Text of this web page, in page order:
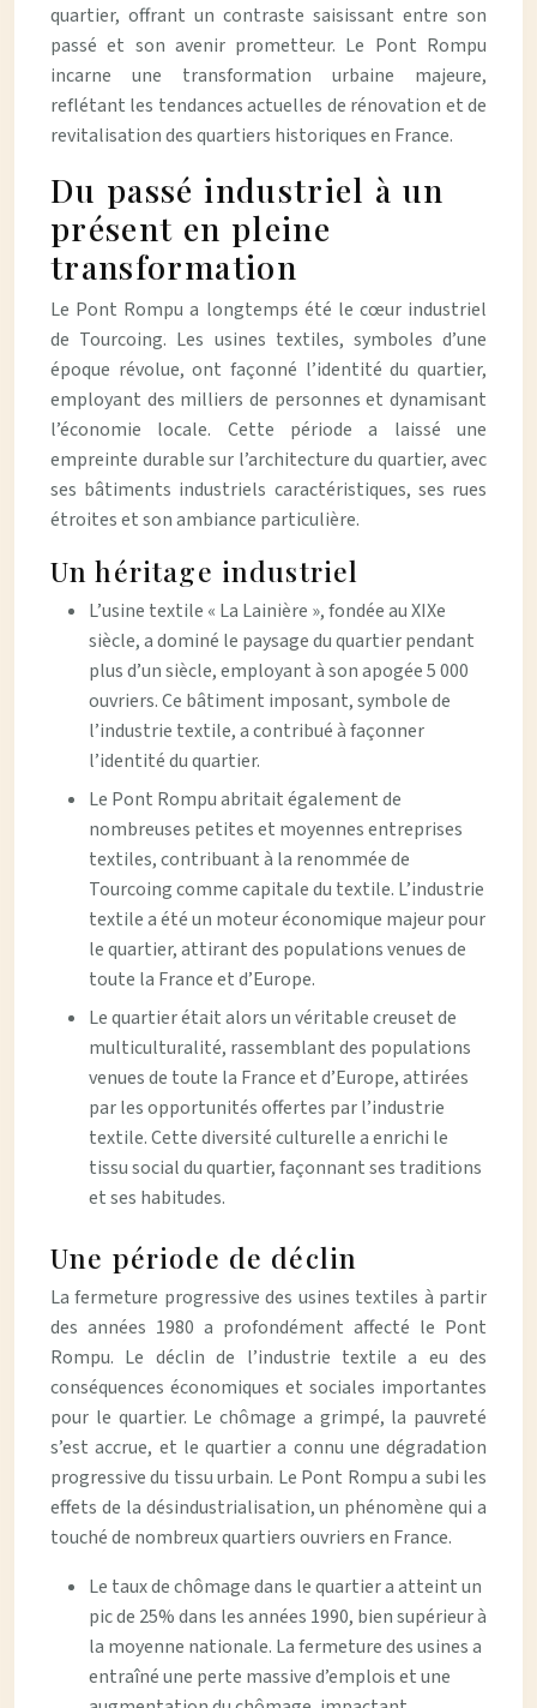
quartier, offrant un contraste saisissant entre son
passé et son avenir prometteur. Le Pont Rompu
incarne une transformation urbaine majeure,
reflétant les tendances actuelles de rénovation et de
revitalisation des quartiers historiques en France.
Du passé industriel à un
présent en pleine
transformation
Le Pont Rompu a longtemps été le cœur industriel
de Tourcoing. Les usines textiles, symboles d’une
époque révolue, ont façonné l’identité du quartier,
employant des milliers de personnes et dynamisant
l’économie locale. Cette période a laissé une
empreinte durable sur l’architecture du quartier, avec
ses bâtiments industriels caractéristiques, ses rues
étroites et son ambiance particulière.
Un héritage industriel
L’usine textile « La Lainière », fondée au XIXe
siècle, a dominé le paysage du quartier pendant
plus d’un siècle, employant à son apogée 5 000
ouvriers. Ce bâtiment imposant, symbole de
l’industrie textile, a contribué à façonner
l’identité du quartier.
Le Pont Rompu abritait également de
nombreuses petites et moyennes entreprises
textiles, contribuant à la renommée de
Tourcoing comme capitale du textile. L’industrie
textile a été un moteur économique majeur pour
le quartier, attirant des populations venues de
toute la France et d’Europe.
Le quartier était alors un véritable creuset de
multiculturalité, rassemblant des populations
venues de toute la France et d’Europe, attirées
par les opportunités offertes par l’industrie
textile. Cette diversité culturelle a enrichi le
tissu social du quartier, façonnant ses traditions
et ses habitudes.
Une période de déclin
La fermeture progressive des usines textiles à partir
des années 1980 a profondément affecté le Pont
Rompu. Le déclin de l’industrie textile a eu des
conséquences économiques et sociales importantes
pour le quartier. Le chômage a grimpé, la pauvreté
s’est accrue, et le quartier a connu une dégradation
progressive du tissu urbain. Le Pont Rompu a subi les
effets de la désindustrialisation, un phénomène qui a
touché de nombreux quartiers ouvriers en France.
Le taux de chômage dans le quartier a atteint un
pic de 25% dans les années 1990, bien supérieur à
la moyenne nationale. La fermeture des usines a
entraîné une perte massive d’emplois et une